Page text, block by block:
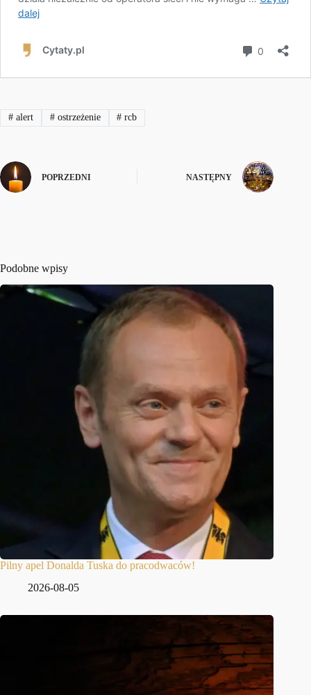
#alert #ostrzeżenie # rcb
POPRZEDNI NASTĘPNY
Podobne wpisy
Pilny apel Donalda Tuska do pracodwaców!
2026-08-05